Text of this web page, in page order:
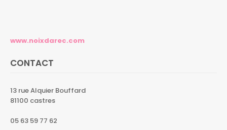
www.noixdarec.com
CONTACT
13 rue Alquier Bouffard
81100 castres
05 63 59 77 62